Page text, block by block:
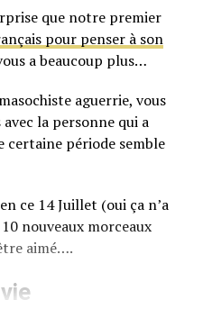
que notre premier
pour penser à son
a beaucoup plus…
aguerrie, vous
la personne qui a
période semble
ce 14 Juillet (oui ça n’a
nouveaux morceaux
aimé….